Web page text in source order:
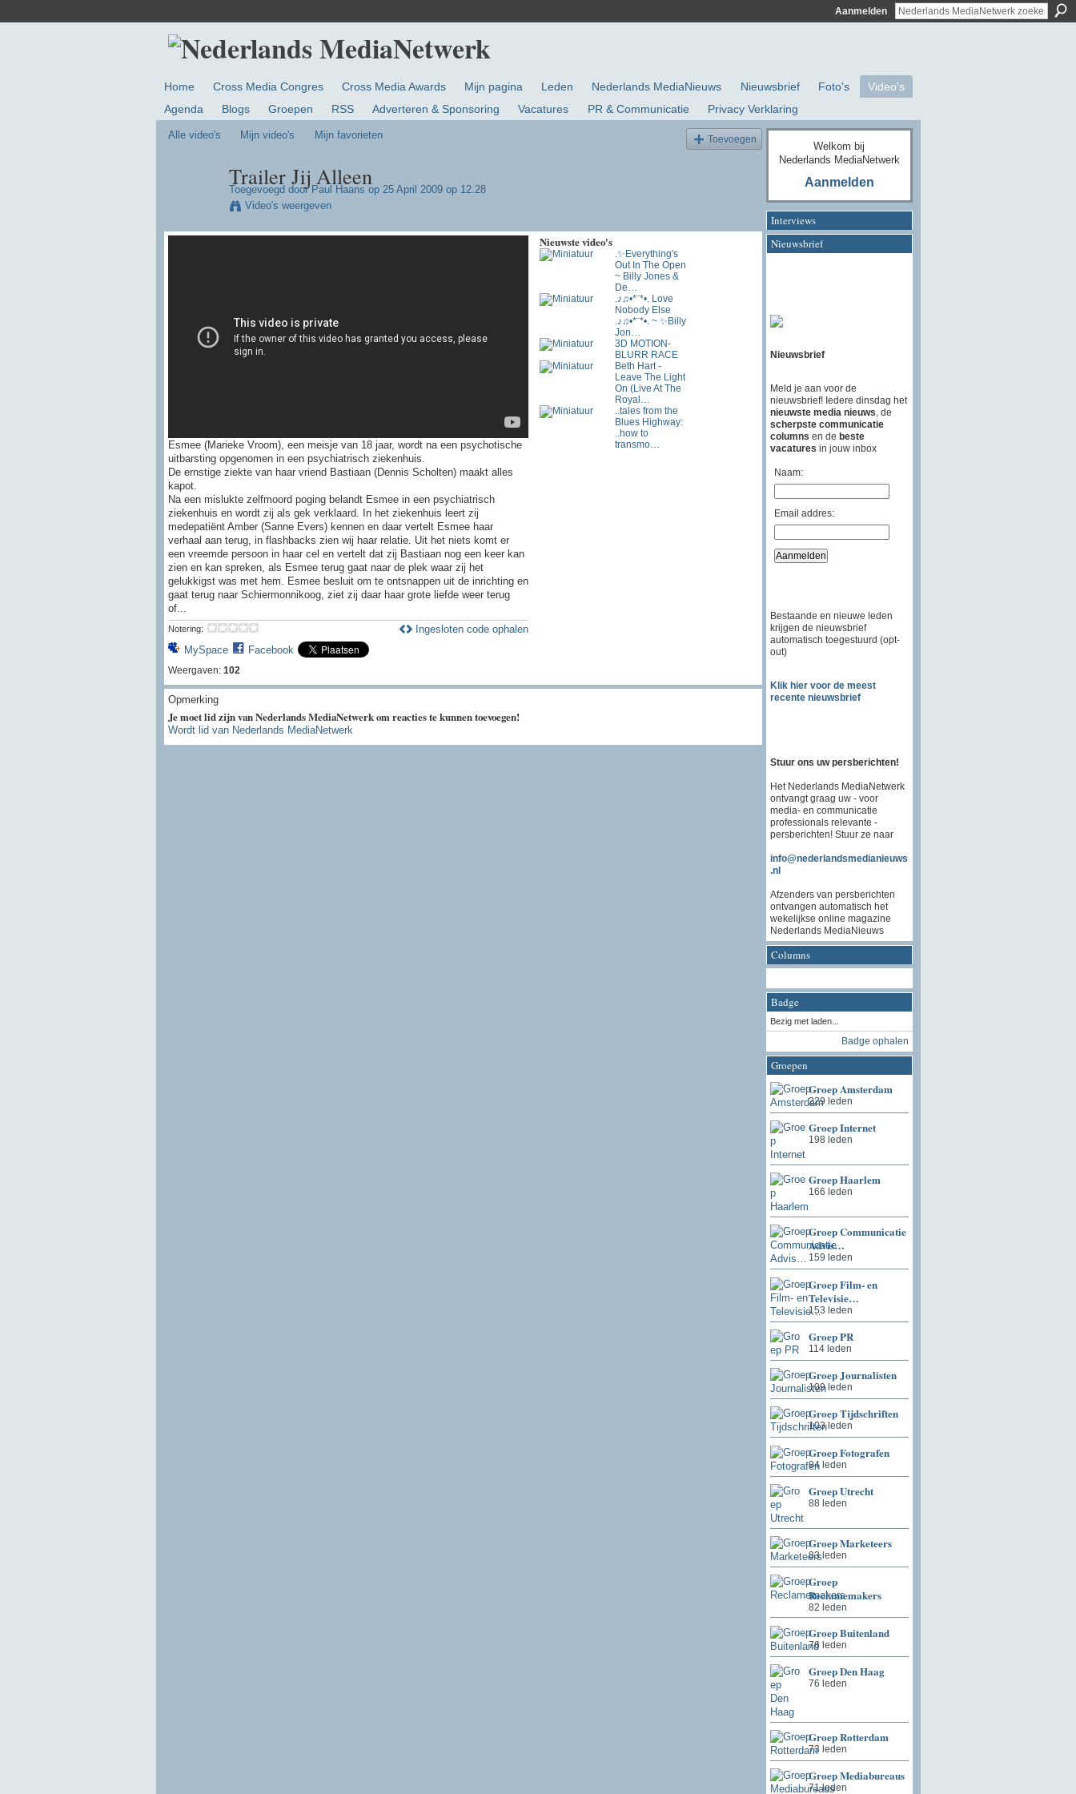
Aanmelden
Home Cross Media Congres Cross Media Awards Mijn pagina Leden Nederlands MediaNieuws Nieuwsbrief Foto's
Video's
Agenda
Blogs Groepen RSS Adverteren & Sponsoring Vacatures PR & Communicatie Privacy Verklaring
Alle video's Mijn video's Mijn favorieten Toevoegen
Trailer Jij Alleen
Toegevoegd door Paul Haans op 25 April 2009 op 12.28
Video's weergeven
Esmee (Marieke Vroom), een meisje van 18 jaar, wordt na een psychotische
uitbarsting opgenomen in een psychiatrisch ziekenhuis.
De ernstige ziekte van haar vriend Bastiaan (Dennis Scholten) maakt alles
kapot.
Na een mislukte zelfmoord poging belandt Esmee in een psychiatrisch
ziekenhuis en wordt zij als gek verklaard. In het ziekenhuis leert zij
medepatiënt Amber (Sanne Evers) kennen en daar vertelt Esmee haar
verhaal aan terug, in flashbacks zien wij haar relatie. Uit het niets komt er
een vreemde persoon in haar cel en vertelt dat zij Bastiaan nog een keer kan
zien en kan spreken, als Esmee terug gaat naar de plek waar zij het
gelukkigst was met hem. Esmee besluit om te ontsnappen uit de inrichting en
gaat terug naar Schiermonnikoog, ziet zij daar haar grote liefde weer terug
of...
Notering:
MySpace Facebook
Weergaven: 102
Ingesloten code ophalen
Nieuwste video's
.✨Everything's
Out In The Open
~ Billy Jones &
De…
.♪♫•*¨*•. Love
Nobody Else
.♪♫•*¨*•. ~ ✨Billy
Jon…
3D MOTION-
BLURR RACE
Beth Hart -
Leave The Light
On (Live At The
Royal…
..tales from the
Blues Highway:
..how to
transmo…
Opmerking
Je moet lid zijn van Nederlands MediaNetwerk om reacties te kunnen toevoegen!
Wordt lid van Nederlands MediaNetwerk
Welkom bij
Nederlands MediaNetwerk
Aanmelden
Interviews
Nieuwsbrief
Nieuwsbrief
Meld je aan voor de
nieuwsbrief! Iedere dinsdag het
nieuwste media nieuws , de
scherpste communicatie
columns en de beste
vacatures in jouw inbox
Naam:
Email addres:
Bestaande en nieuwe leden
krijgen de nieuwsbrief
automatisch toegestuurd (opt-
out)
Klik hier voor de meest
recente nieuwsbrief
Stuur ons uw persberichten!
Het Nederlands MediaNetwerk
ontvangt graag uw - voor
media- en communicatie
professionals relevante -
persberichten! Stuur ze naar
info@nederlandsmedianieuws
.nl
Afzenders van persberichten
ontvangen automatisch het
wekelijkse online magazine
Nederlands MediaNieuws
Columns
Badge
Bezig met laden...
Badge ophalen
Groepen
Groep Amsterdam
229 leden
Groep Internet
198 leden
Groep Haarlem
166 leden
Groep Communicatie
Advis…
159 leden
Groep Film- en
Televisie…
153 leden
Groep PR
114 leden
Groep Journalisten
109 leden
Groep Tijdschriften
103 leden
Groep Fotografen
94 leden
Groep Utrecht
88 leden
Groep Marketeers
83 leden
Groep
Reclamemakers
82 leden
Groep Buitenland
76 leden
Groep Den Haag
76 leden
Groep Rotterdam
73 leden
Groep Mediabureaus
71 leden